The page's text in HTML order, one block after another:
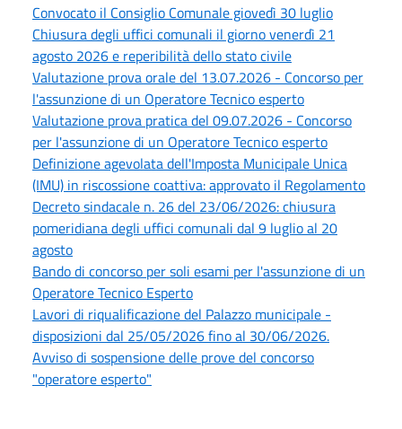
Convocato il Consiglio Comunale giovedì 30 luglio
Chiusura degli uffici comunali il giorno venerdì 21
agosto 2026 e reperibilità dello stato civile
Valutazione prova orale del 13.07.2026 - Concorso per
l'assunzione di un Operatore Tecnico esperto
Valutazione prova pratica del 09.07.2026 - Concorso
per l'assunzione di un Operatore Tecnico esperto
Definizione agevolata dell'Imposta Municipale Unica
(IMU) in riscossione coattiva: approvato il Regolamento
Decreto sindacale n. 26 del 23/06/2026: chiusura
pomeridiana degli uffici comunali dal 9 luglio al 20
agosto
Bando di concorso per soli esami per l'assunzione di un
Operatore Tecnico Esperto
Lavori di riqualificazione del Palazzo municipale -
disposizioni dal 25/05/2026 fino al 30/06/2026.
Avviso di sospensione delle prove del concorso
"operatore esperto"